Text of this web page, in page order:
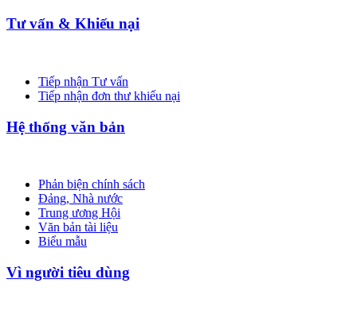
Tư vấn & Khiếu nại
Tiếp nhận Tư vấn
Tiếp nhận đơn thư khiếu nại
Hệ thống văn bản
Phản biện chính sách
Đảng, Nhà nước
Trung ương Hội
Văn bản tài liệu
Biểu mẫu
Vì người tiêu dùng